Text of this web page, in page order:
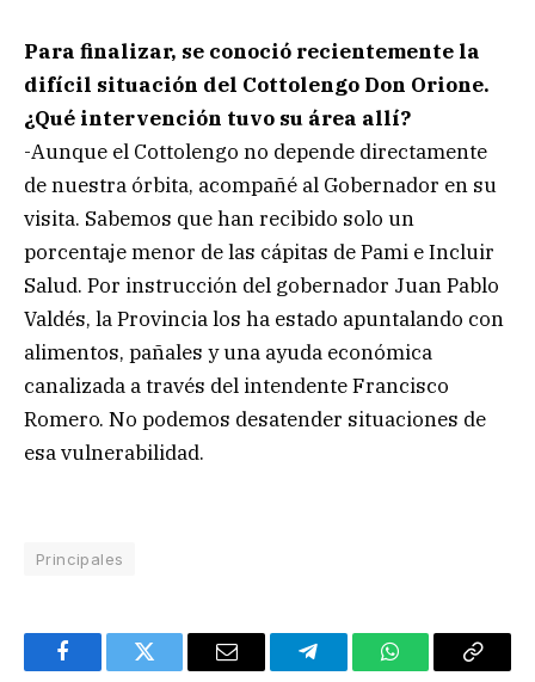
Para finalizar, se conoció recientemente la
difícil situación del Cottolengo Don Orione.
¿Qué intervención tuvo su área allí?
-Aunque el Cottolengo no depende directamente
de nuestra órbita, acompañé al Gobernador en su
visita. Sabemos que han recibido solo un
porcentaje menor de las cápitas de Pami e Incluir
Salud. Por instrucción del gobernador Juan Pablo
Valdés, la Provincia los ha estado apuntalando con
alimentos, pañales y una ayuda económica
canalizada a través del intendente Francisco
Romero. No podemos desatender situaciones de
esa vulnerabilidad.
Principales
FacebookTwitter Email TelegramWhatsAppCopy